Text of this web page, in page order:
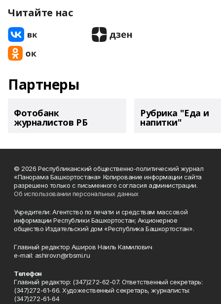
Читайте нас
Партнеры
Фотобанк
журналистов РБ
Рубрика "Еда и
напитки"
© 2026 Республиканский общественно-политический журнал
«Панорама Башкортостана» Копирование информации сайта
разрешено только с письменного согласия администрации.
Об использовании персональных данных
Учредители: Агентство по печати и средствам массовой
информации Республики Башкортостан; Акционерное
общество Издательский дом «Республика Башкортостан».
Главный редактор Аширов Наиль Камилович
e-mail: ashirov.n@rbsmi.ru
Телефон
Главный редактор: (347)272-62-07. Ответственный секретарь:
(347)272-61-66. Художественный секретарь, журналисты:
(347)272-61-64